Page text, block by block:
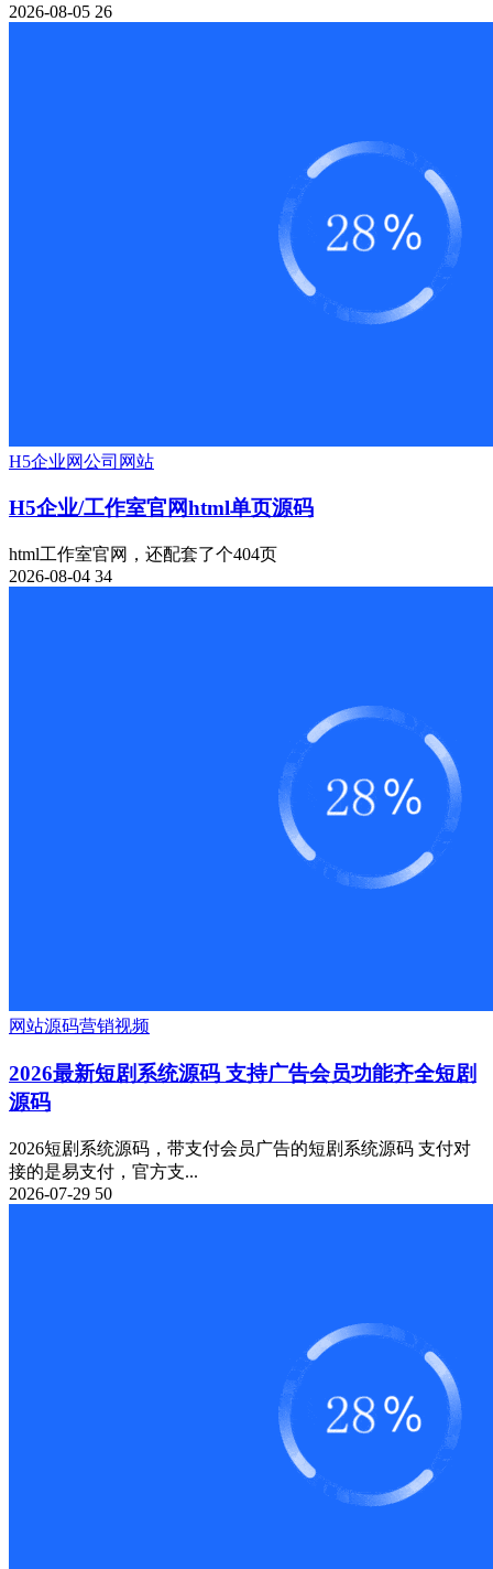
2026-08-05 26
H5企业网公司网站
H5企业/工作室官网html单页源码
html工作室官网，还配套了个404页
2026-08-04 34
网站源码营销视频
2026最新短剧系统源码 支持广告会员功能齐全短剧
源码
2026短剧系统源码，带支付会员广告的短剧系统源码 支付对
接的是易支付，官方支...
2026-07-29 50